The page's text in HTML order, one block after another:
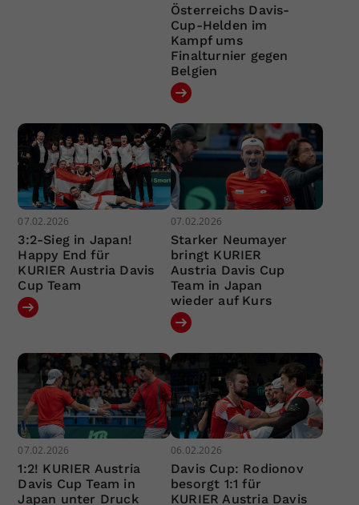
Österreichs Davis-
Cup-Helden im
Kampf ums
Finalturnier gegen
Belgien
07.02.2026
3:2-Sieg in Japan!
Happy End für
KURIER Austria Davis
Cup Team
07.02.2026
Starker Neumayer
bringt KURIER
Austria Davis Cup
Team in Japan
wieder auf Kurs
07.02.2026
1:2! KURIER Austria
Davis Cup Team in
Japan unter Druck
06.02.2026
Davis Cup: Rodionov
besorgt 1:1 für
KURIER Austria Davis